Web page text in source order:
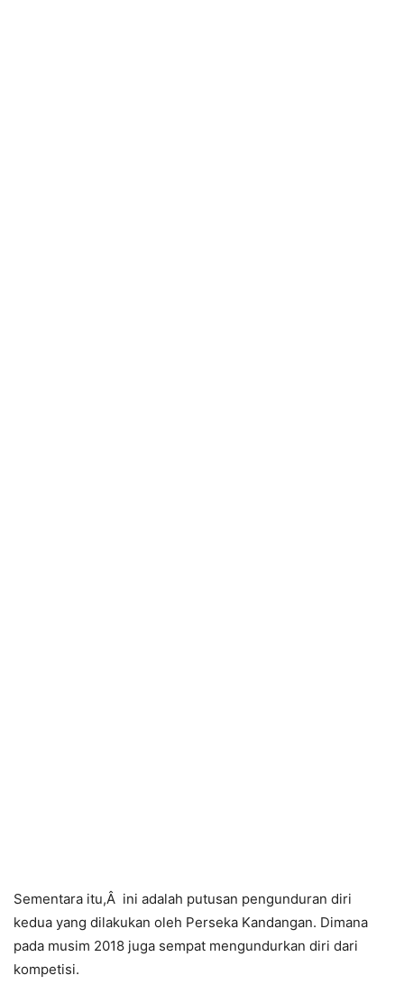
Sementara itu,Â ini adalah putusan pengunduran diri
kedua yang dilakukan oleh Perseka Kandangan. Dimana
pada musim 2018 juga sempat mengundurkan diri dari
kompetisi.